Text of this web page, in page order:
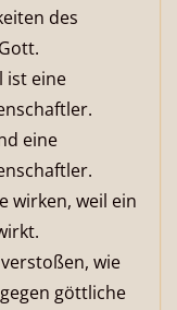
des
ist eine
eine
wirken, weil ein
wie
göttliche